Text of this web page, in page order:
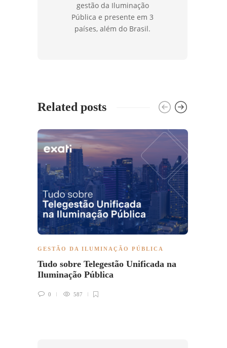
gestão da Iluminação
Pública e presente em 3
países, além do Brasil.
Related posts
GESTÃO DA ILUMINAÇÃO PÚBLICA
Tudo sobre Telegestão Unificada na
Iluminação Pública
0 587